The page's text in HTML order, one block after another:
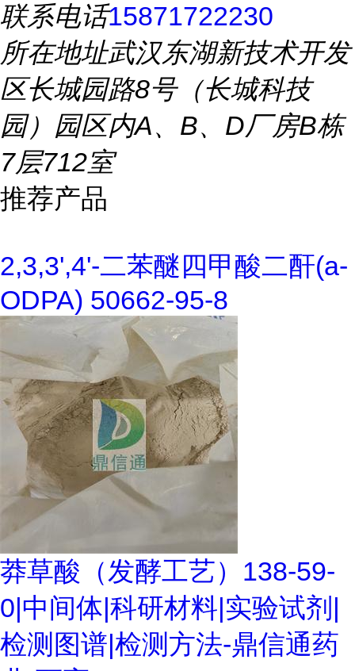
联系电话15871722230
所在地址武汉东湖新技术开发
区长城园路8号（长城科技
园）园区内A、B、D厂房B栋
7层712室
推荐产品
2,3,3',4'-二苯醚四甲酸二酐(a-
ODPA) 50662-95-8
莽草酸（发酵工艺）138-59-
0|中间体|科研材料|实验试剂|
检测图谱|检测方法-鼎信通药